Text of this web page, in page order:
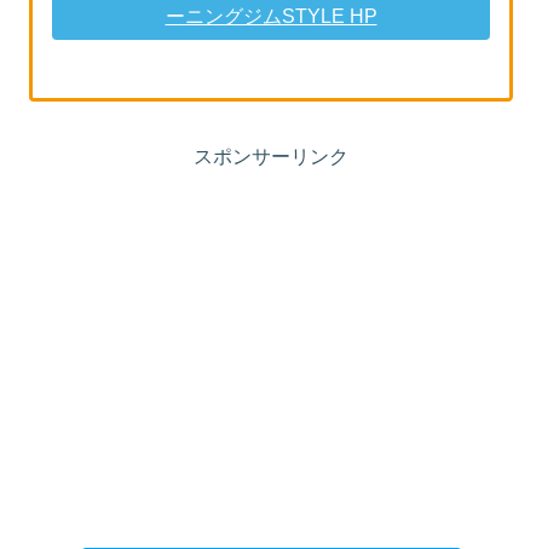
ーニングジムSTYLE HP
スポンサーリンク